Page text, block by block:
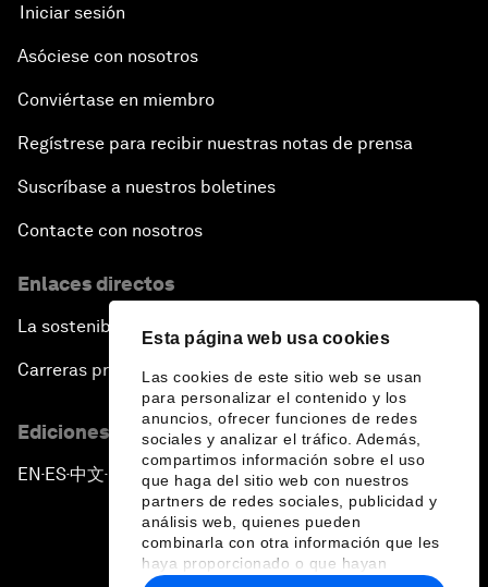
Esta página web usa cookies
Las cookies de este sitio web se usan
para personalizar el contenido y los
anuncios, ofrecer funciones de redes
sociales y analizar el tráfico. Además,
compartimos información sobre el uso
que haga del sitio web con nuestros
partners de redes sociales, publicidad y
análisis web, quienes pueden
combinarla con otra información que les
haya proporcionado o que hayan
Iniciar sesión
Asóciese con nosotros
Conviértase en miembro
Regístrese para recibir nuestras notas de prensa
Suscríbase a nuestros boletines
Contacte con nosotros
Enlaces directos
La sostenibilidad en el Foro
Carreras profesionales
Ediciones en otros idiomas
EN ▪ES▪中文▪ 日本語